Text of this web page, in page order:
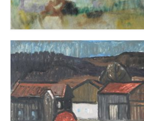
Themenflyer: Sehnsucht
Themenflyer: Walter Becker
Themenflyer: Richild Holt
Themenflyer: Ernst Geitlinger
Themenflyer: Michel Wagner
Weitere Themenflyer